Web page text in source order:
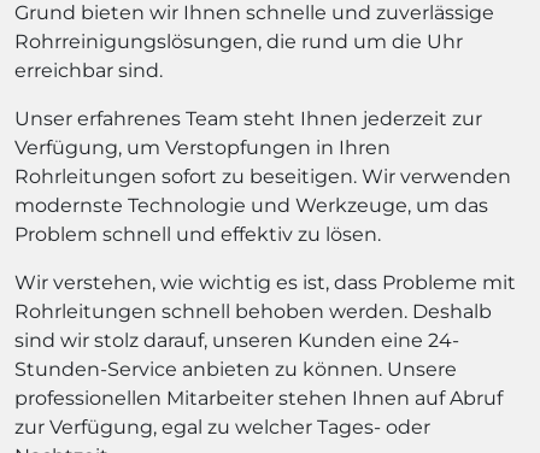
Grund bieten wir Ihnen schnelle und zuverlässige
Rohrreinigungslösungen, die rund um die Uhr
erreichbar sind.
Unser erfahrenes Team steht Ihnen jederzeit zur
Verfügung, um Verstopfungen in Ihren
Rohrleitungen sofort zu beseitigen. Wir verwenden
modernste Technologie und Werkzeuge, um das
Problem schnell und effektiv zu lösen.
Wir verstehen, wie wichtig es ist, dass Probleme mit
Rohrleitungen schnell behoben werden. Deshalb
sind wir stolz darauf, unseren Kunden eine 24-
Stunden-Service anbieten zu können. Unsere
professionellen Mitarbeiter stehen Ihnen auf Abruf
zur Verfügung, egal zu welcher Tages- oder